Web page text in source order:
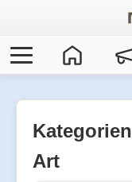
Kategorien
Art